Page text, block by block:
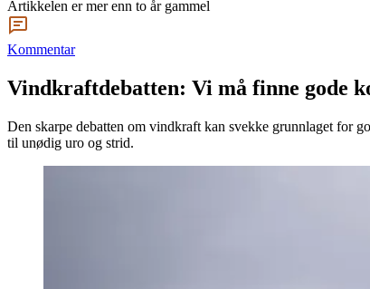
Artikkelen er mer enn to år gammel
Kommentar
Vindkraftdebatten: Vi må finne gode
Den skarpe debatten om vindkraft kan svekke grunnlaget for
til unødig uro og strid.